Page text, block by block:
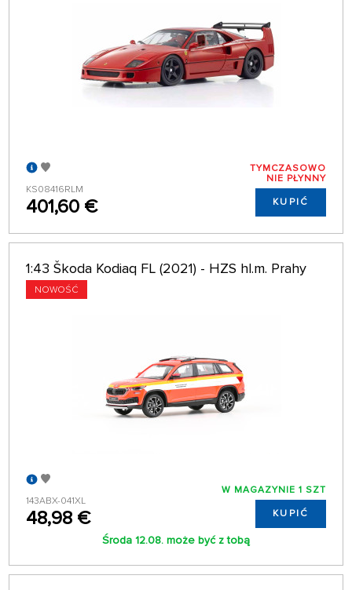
KS08416RLM
401,60 €
TYMCZASOWO
NIE PŁYNNY
KUPIĆ
1:43 Škoda Kodiaq FL (2021) - HZS hl.m. Prahy
NOWOŚĆ
143ABX-041XL
48,98 €
W MAGAZYNIE 1 SZT
KUPIĆ
Środa 12.08. może być z tobą